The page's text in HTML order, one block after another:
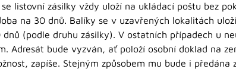
se listovní zásilky vždy uloží na ukládací poštu bez
na 30 dnů. Balíky se v uzavřených lokalitách
dnů (podle druhu zásilky). V ostatních případech u
Adresát bude vyzván, ať položí osobní doklad na
zapíše. Stejným způsobem mu bude i